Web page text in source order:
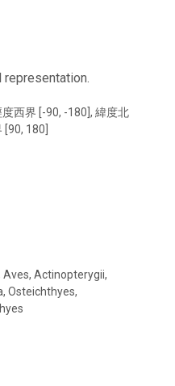
representation.
西界 [-90, -180], 緯度北
[90, 180]
Aves, Actinopterygii,
Osteichthyes,